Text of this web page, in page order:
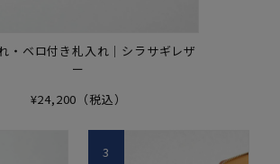
・ベロ付き札入れ｜シラサギレザ
ー
¥24,200（税込）
3